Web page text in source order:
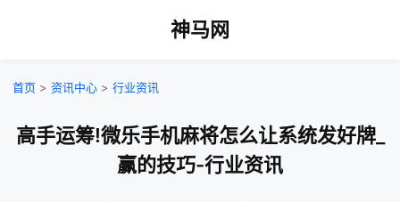
神马网
首页 > 资讯中心 > 行业资讯
高手运筹!微乐手机麻将怎么让系统发好牌_
赢的技巧-行业资讯